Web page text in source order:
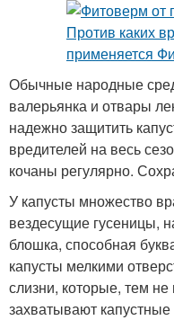
Обычные народные
валерьянка и отвары
надежно защитить
вредителей на весь
кочаны регулярно.
У капусты множество
вездесущие гусеницы,
блошка, способная
капусты мелкими
слизни, которые, тем
захватывают капустные